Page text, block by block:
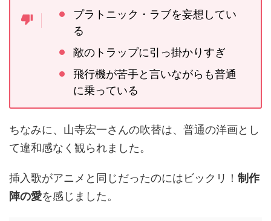
プラトニック・ラブを妄想してい
る
敵のトラップに引っ掛かりすぎ
飛行機が苦手と言いながらも普通
に乗っている
ちなみに、山寺宏一さんの吹替は、普通の洋画とし
て違和感なく観られました。
挿入歌がアニメと同じだったのにはビックリ！ 制作
陣の愛を感じました。